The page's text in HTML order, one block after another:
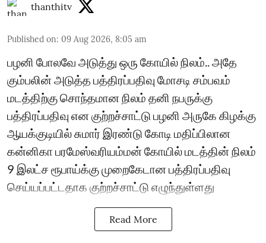
thanthitv
Published on: 09 Aug 2026, 8:05 am
பழனி போலவே அடுத்து ஒரு கோயில் நிலம்.. அதே
கும்பலின் அடுத்த பத்திரப்பதிவு மோசடி சம்பவம்
மடத்திற்கு சொந்தமான நிலம் தனி நபருக்கு
பத்திரப்பதிவு என குற்றச்சாட்டு பழனி அருகே கிழக்கு
ஆயக்குடியில் சுமார் இரண்டு கோடி மதிப்பிலான
கன்னிகா பரமேஸ்வரியம்மன் கோயில் மடத்தின் நிலம்
9 இலட்ச ரூபாய்க்கு முறைகேடான பத்திரப்பதிவு
செய்யப்பட்ட‌தாக குற்றச்சாட்டு எழுந்துள்ளது
Read More